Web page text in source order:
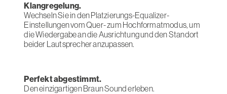
Klangregelung.
Wechseln Sie in den Platzierungs-Equalizer-
Einstellungen vom Quer- zum Hochformatmodus, um
die Wiedergabe an die Ausrichtung und den Standort
beider Lautsprecher anzupassen.
Perfekt abgestimmt.
Den einzigartigen Braun Sound erleben.